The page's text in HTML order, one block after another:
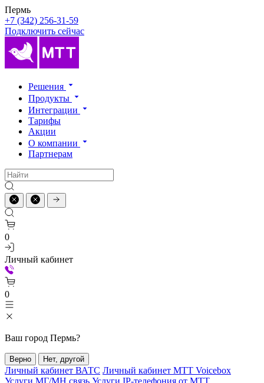
Пермь
+7 (342) 256-31-59
Подключить сейчас
Решения
Продукты
Интеграции
Тарифы
Акции
О компании
Партнерам
0
Личный кабинет
0
Ваш город Пермь?
Верно Нет, другой
Личный кабинет ВАТС Личный кабинет МТТ Voicebox
Услуги МГ/МН связь Услуги IP-телефония от МТТ